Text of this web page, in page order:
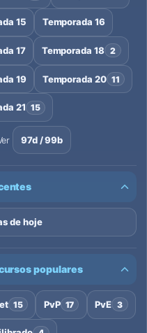
15 Temporada 16
17 Temporada 18 2
19 Temporada 20 11
21 15
97d / 99b
de hoje
populares
15 PvP 17 PvE 3